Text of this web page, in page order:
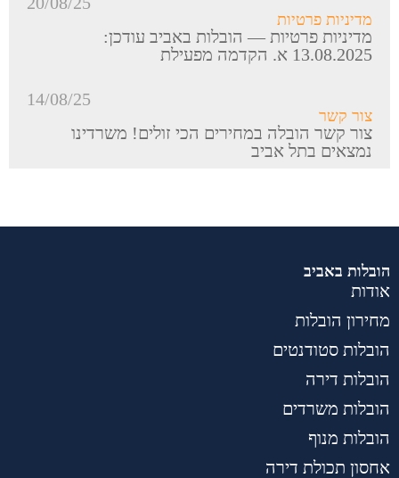
מדיניות פרטיות
מדיניות פרטיות — הובלות באביב עודכן:
13.08.2025 א. הקדמה מפעילת
14/08/25
צור קשר
צור קשר הובלה במחירים הכי זולים! משרדינו
נמצאים בתל אביב
הובלות באביב
אודות
מחירון הובלות
הובלות סטודנטים
הובלות דירה
הובלות משרדים
הובלות מנוף
אחסון תכולת דירה